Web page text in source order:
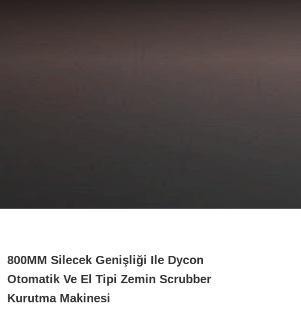
800MM Silecek Genişliği Ile Dycon
Otomatik Ve El Tipi Zemin Scrubber
Kurutma Makinesi